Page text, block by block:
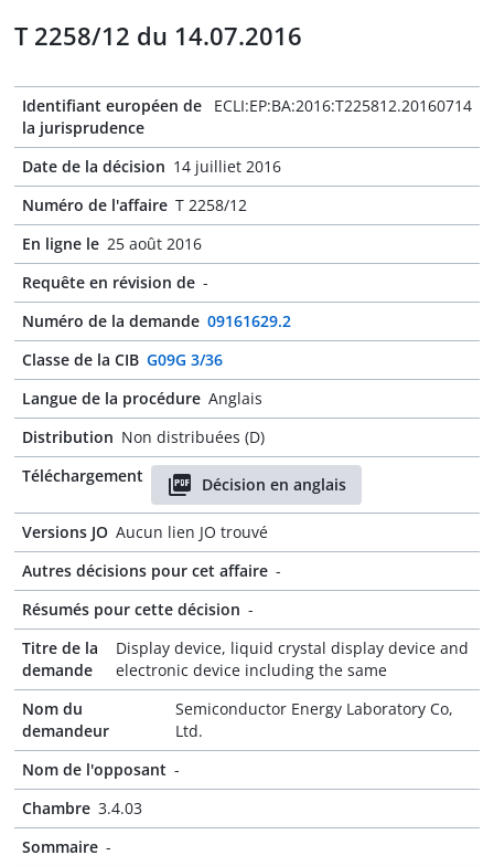
T 2258/12 du 14.07.2016
Identifiant européen de
la jurisprudence
ECLI:EP:BA:2016:T225812.20160714
Date de la décision 14 juilliet 2016
Numéro de l'affaire T 2258/12
En ligne le 25 août 2016
Requête en révision de -
Numéro de la demande 09161629.2
Classe de la CIB G09G 3/36
Langue de la procédure Anglais
Distribution Non distribuées (D)
Téléchargement
Décision en anglais
Versions JO Aucun lien JO trouvé
Autres décisions pour cet affaire -
Résumés pour cette décision -
Titre de la
demande
Display device, liquid crystal display device and
electronic device including the same
Nom du
demandeur
Semiconductor Energy Laboratory Co,
Ltd.
Nom de l'opposant -
Chambre 3.4.03
Sommaire -